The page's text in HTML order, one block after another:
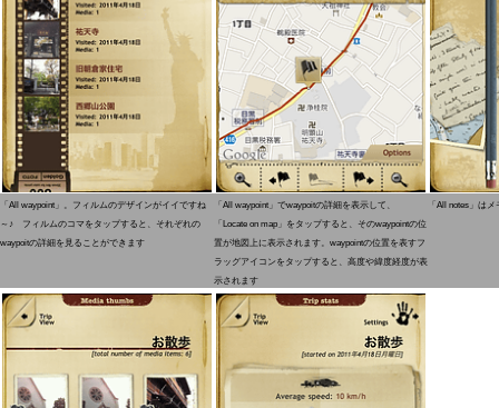
「All waypoint」。フィルムのデザインがイイですね
～♪ フィルムのコマをタップすると、それぞれの
waypoitの詳細を見ることができます
「All waypoint」でwaypoitの詳細を表示して、
「Locate on map」をタップすると、そのwaypointの位
置が地図上に表示されます。waypointの位置を表すフ
ラッグアイコンをタップすると、高度や緯度経度が表
示されます
「All notes」は